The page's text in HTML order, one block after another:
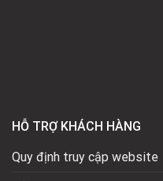
HỖ TRỢ KHÁCH HÀNG
Quy định truy cập website